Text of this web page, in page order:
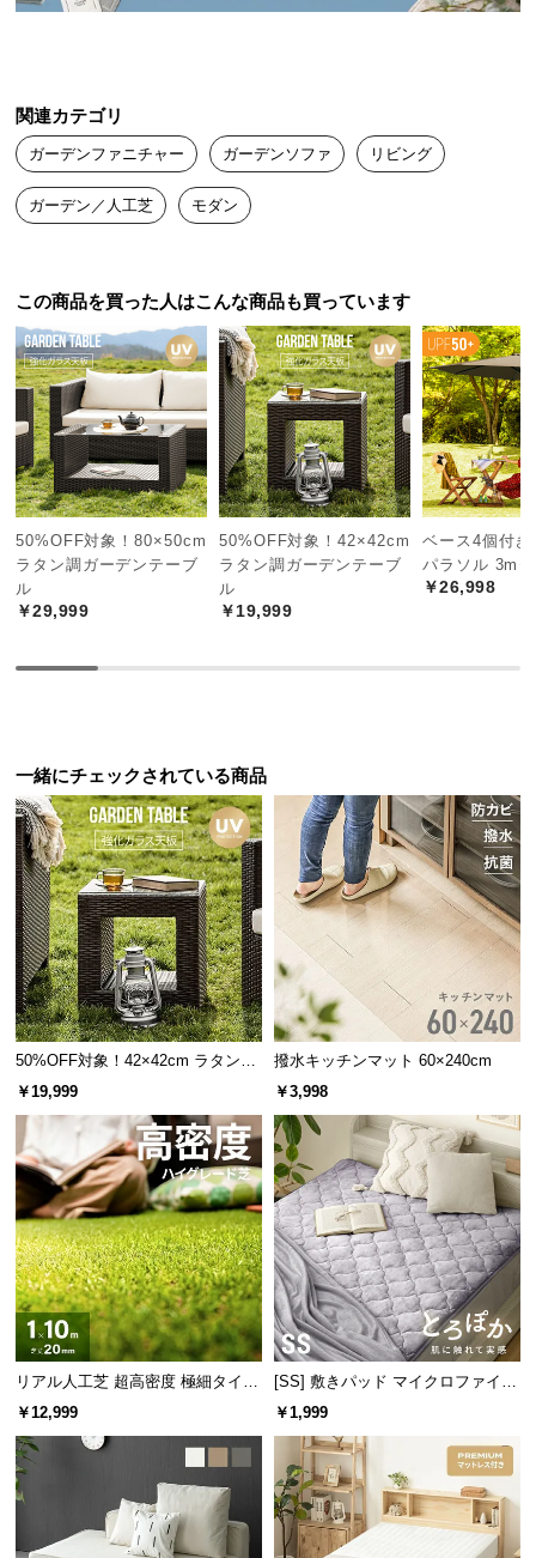
い
て
品
配
送
に
つ
い
て
中
型
商
つ
い
て
小
型
商
品
の
配
送
に
つ
い
て
開
梱
設
置
サ
ー
ビ
ス
そこにあるだけで漂うアジアのリゾートホテルのよ
うな空気感。いつものお庭が極上の憩いの場に。
ガーデンはもちろん、ロビーや店舗など様々なシー
ンで、ラタンの風合いが上品かつ人間味溢れる空間
を醸します。
お部屋のインテリアにも
アジアンにも、モダンにも。様々なテイストにあわ
せて、自分だけの癒し空間を作れます。
関連カテゴリ
ガーデンファニチャー ガーデンソファ リビング
ガーデン／人工芝 モダン
この商品を買った人はこんな商品も買っています
50%OFF対象！80×50cm
ラタン調ガーデンテーブ
ル
￥29,999
50%OFF対象！42×42cm
ラタン調ガーデンテーブ
ル
￥19,999
ベース4個付
パラソル 3m
￥26,998
一緒にチェックされている商品
50%OFF対象！42×42cm ラタン調
ガーデンテーブル
￥19,999
撥水キッチンマット 60×240cm
￥3,998
リアル人工芝 超高密度 極細タイプ
芝丈20mm 1×10m
￥12,999
[SS] 敷きパッド マイクロファイバ
ー
￥1,999